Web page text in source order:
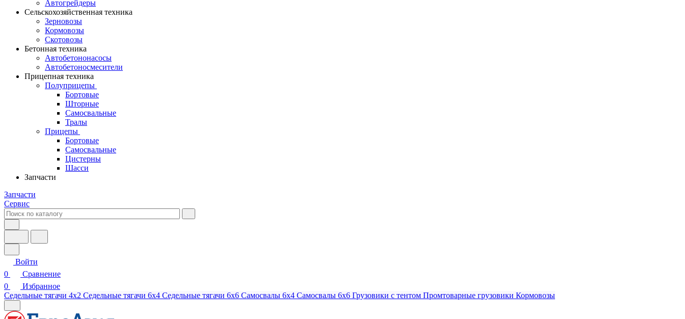
Автогрейдеры
Сельскохозяйственная техника
Зерновозы
Кормовозы
Скотовозы
Бетонная техника
Автобетононасосы
Автобетоносмесители
Прицепная техника
Полуприцепы
Бортовые
Шторные
Самосвальные
Тралы
Прицепы
Бортовые
Самосвальные
Цистерны
Шасси
Запчасти
Запчасти
Сервис
Войти
0
Сравнение
0
Избранное
Седельные тягачи 4х2 Седельные тягачи 6х4 Седельные тягачи 6х6 Самосвалы 6х4 Самосвалы 6х6 Грузовики с тентом Промтоварные грузовики Кормовозы